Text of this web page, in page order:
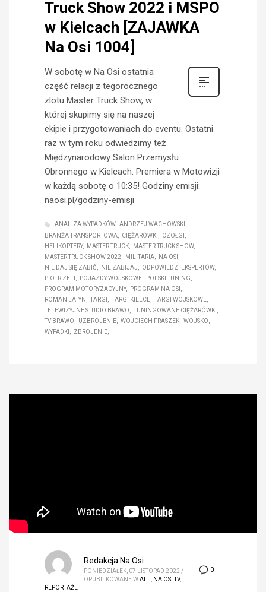
Truck Show 2022 i MSPO
w Kielcach [ZAJAWKA
Na Osi 1004]
W sobotę w Na Osi ostatnia
część relacji z tegorocznego
zlotu Master Truck Show, w
której skupimy się na naszej
ekipie i przygotowaniach do eventu. Ostatni
raz w tym roku odwiedzimy też
Międzynarodowy Salon Przemysłu
Obronnego w Kielcach. Premiera w Motowizji
w każdą sobotę o 10:35! Godziny emisji:
naosi.pl/godziny-emisji
ANALIZA WYPADKÓW
ANDRZEJ WACHOWSKI
BRANŻA TRANSPORTOWA
CIĘŻARÓWKI
CZOŁGI
HELIKOPTERY
MASTER TRUCK
MASTER TRUCK SHOW
MASTER TRUCK SHOW 2022
MILITARIA
NA OSI
NIE DAJ SIĘ ZABIĆ
NIE ZABIJAJ
ODPOWIEDZI EKSPERTÓW
PIOTR ZELT
POJAZDY WOJSKOWE
POLSKI TUNING
PROGRAM MOTORYZACYJNY
PROGRAM NA OSI
ROMAN LATYN
TARGI TARGI KIELCE
TARGI WOJSKOWE
TELEWIZYJNE STUDIO BRAWO
TUNINGOWANE CIĘŻARÓWKI
TV BRAWO
UZBROJENIE WOJCIECH FRASZEK
WOJSKO
WYPADKI
ZBROJENIE
0
Redakcja Na Osi
PONIEDZIAŁEK, 07 LISTOPAD 2022 /
OPUBLIKOWANE WALL, NA OSI TV,
REPORTAŻE